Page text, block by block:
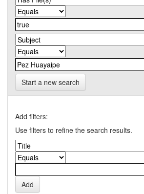
Start a new search
Add filters:
Use filters to refine the search results.